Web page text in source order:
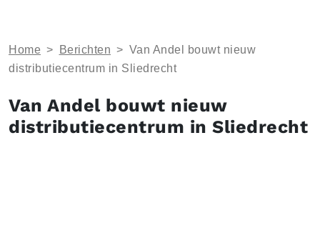
Home > Berichten > Van Andel bouwt nieuw
distributiecentrum in Sliedrecht
Van Andel bouwt nieuw
distributiecentrum in Sliedrecht